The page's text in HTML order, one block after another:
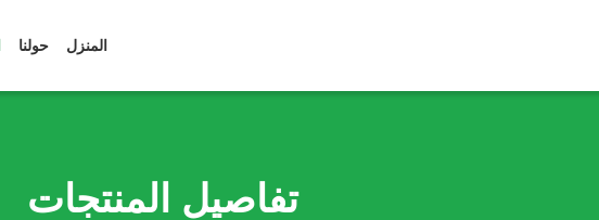
المنزل حولنا
تفاصيل المنتجات